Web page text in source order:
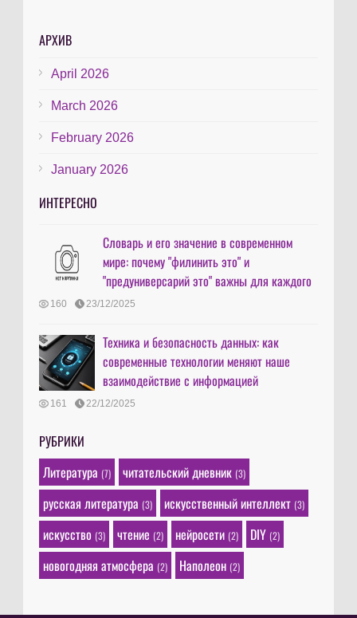
АРХИВ
April 2026
March 2026
February 2026
January 2026
ИНТЕРЕСНО
Словарь и его значение в современном
мире: почему "филинить это" и
"предуниверсарий это" важны для каждого
160 23/12/2025
Техника и безопасность данных: как
современные технологии меняют наше
взаимодействие с информацией
161 22/12/2025
РУБРИКИ
Литература (7) читательский дневник (3)
русская литература (3) искусственный интеллект (3)
искусство (3) чтение (2) нейросети (2) DIY (2)
новогодняя атмосфера (2) Наполеон (2)